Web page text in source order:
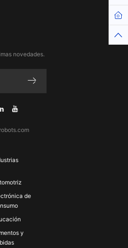
novedades.
de
y
Top